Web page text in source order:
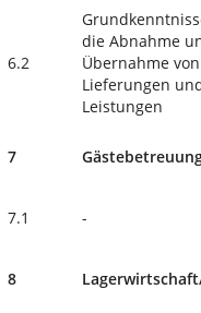
6.2
die Abnahme
Übernahme von
Lieferungen
Leistungen
7
7.1 -
8